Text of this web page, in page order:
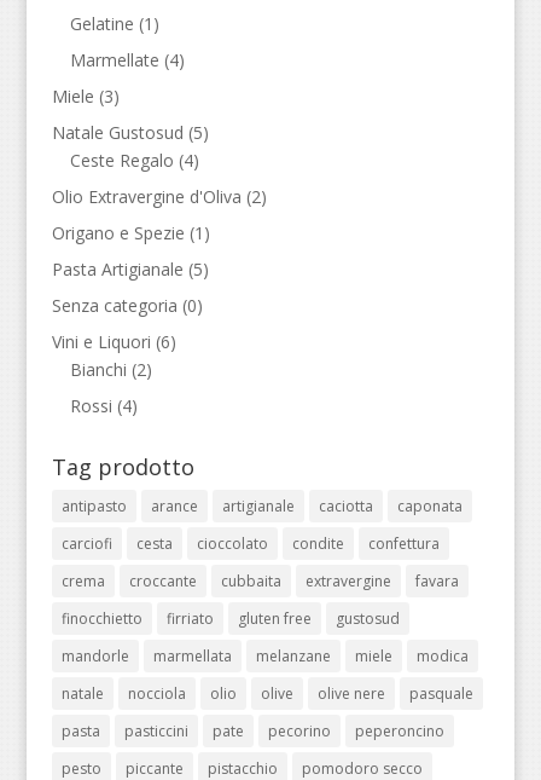
Gelatine (1)
Marmellate (4)
Miele (3)
Natale Gustosud (5)
Ceste Regalo (4)
Olio Extravergine d'Oliva (2)
Origano e Spezie (1)
Pasta Artigianale (5)
Senza categoria (0)
Vini e Liquori (6)
Bianchi (2)
Rossi (4)
Tag prodotto
antipasto arance artigianale caciotta
caponata
carciofi
cesta cioccolato condite
confettura
crema
croccante cubbaita extravergine
favara
finocchietto
firriato gluten free
gustosud
mandorle
marmellata melanzane miele
modica
natale
nocciola olio olive olive nere
pasquale
pasta
pasticcini pate pecorino
peperoncino
pesto
piccante pistacchio
pomodoro secco